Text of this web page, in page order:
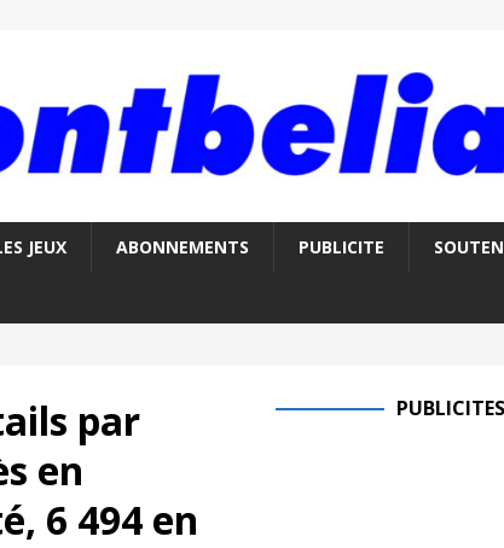
JEUX ABONNEMENTS PUBLICITE
par
en
6 494 en
PUBLICITES